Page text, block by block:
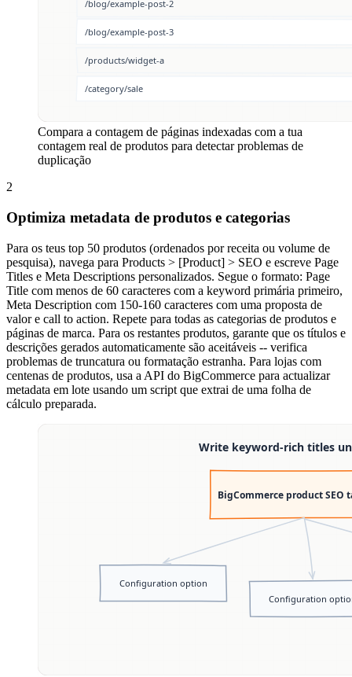
Compara a contagem de páginas indexadas com a tua
contagem real de produtos para detectar problemas de
duplicação
2
Optimiza metadata de produtos e categorias
Para os teus top 50 produtos (ordenados por receita ou volume de
pesquisa), navega para Products > [Product] > SEO e escreve Page
Titles e Meta Descriptions personalizados. Segue o formato: Page
Title com menos de 60 caracteres com a keyword primária primeiro,
Meta Description com 150-160 caracteres com uma proposta de
valor e call to action. Repete para todas as categorias de produtos e
páginas de marca. Para os restantes produtos, garante que os títulos e
descrições gerados automaticamente são aceitáveis -- verifica
problemas de truncatura ou formatação estranha. Para lojas com
centenas de produtos, usa a API do BigCommerce para actualizar
metadata em lote usando um script que extrai de uma folha de
cálculo preparada.